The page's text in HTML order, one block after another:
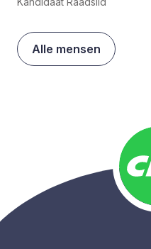
Alle mensen